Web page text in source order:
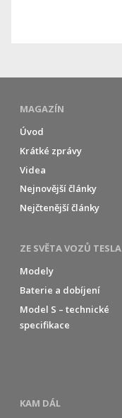
MAGAZÍN
Úvod
Krátké zprávy
Videa
Nejnovější články
Nejčtenější články
ZE SVĚTA VOZŮ TESLA
Modely
Baterie a dobíjení
Model S – technické
specifikace
KAM DÁL